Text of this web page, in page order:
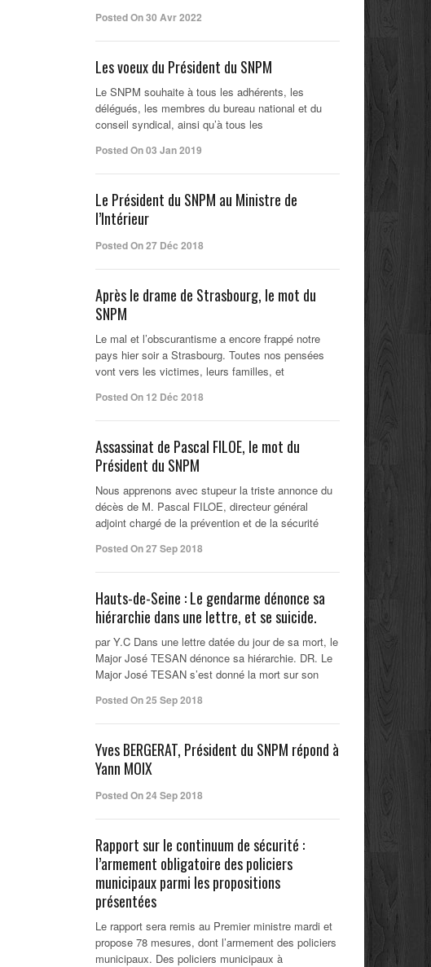
Posted On 30 Avr 2022
Les voeux du Président du SNPM
Le SNPM souhaite à tous les adhérents, les
délégués, les membres du bureau national et du
conseil syndical, ainsi qu’à tous les
Posted On 03 Jan 2019
Le Président du SNPM au Ministre de
l’Intérieur
Posted On 27 Déc 2018
Après le drame de Strasbourg, le mot du
SNPM
Le mal et l’obscurantisme a encore frappé notre
pays hier soir a Strasbourg. Toutes nos pensées
vont vers les victimes, leurs familles, et
Posted On 12 Déc 2018
Assassinat de Pascal FILOE, le mot du
Président du SNPM
Nous apprenons avec stupeur la triste annonce du
décès de M. Pascal FILOE, directeur général
adjoint chargé de la prévention et de la sécurité
Posted On 27 Sep 2018
Hauts-de-Seine : Le gendarme dénonce sa
hiérarchie dans une lettre, et se suicide.
par Y.C Dans une lettre datée du jour de sa mort, le
Major José TESAN dénonce sa hiérarchie. DR. Le
Major José TESAN s’est donné la mort sur son
Posted On 25 Sep 2018
Yves BERGERAT, Président du SNPM répond à
Yann MOIX
Posted On 24 Sep 2018
Rapport sur le continuum de sécurité :
l’armement obligatoire des policiers
municipaux parmi les propositions
présentées
Le rapport sera remis au Premier ministre mardi et
propose 78 mesures, dont l’armement des policiers
municipaux. Des policiers municipaux à